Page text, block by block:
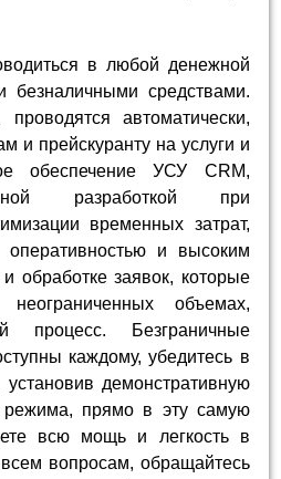
в любой денежной
средствами.
автоматически,
и прейскуранту на услуги и
обеспечение УСУ CRM,
разработкой при
временных затрат,
и высоким
обработке заявок, которые
объемах,
процесс. Безграничные
каждому, убедитесь в
установив демонстративную
режима, прямо в эту самую
всю мощь и легкость в
вопросам, обращайтесь